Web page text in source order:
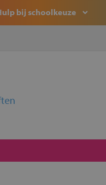
bij schoolkeuze